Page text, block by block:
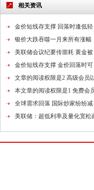
相关资讯
金价短线存支撑 回落时逢低轻
银价大跌吞噬一月来所有涨幅
美联储会议纪要传噩耗 黄金被
金价短线存支撑 金价回落时可
文章的阅读权限是2 高级会员
本文章的阅读权限是1 免费会
全球需求回落 国际炒家纷纷减
美联储：超低利率及量化宽松